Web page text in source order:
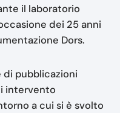
il laboratorio
dei 25 anni
Dors.
di pubblicazioni
intervento
a cui si è svolto